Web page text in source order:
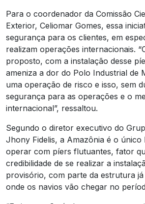
Para o coordenador da Comissão
Exterior, Celiomar Gomes, essa
segurança para os clientes, em
realizam operações internacionais.
proposto, com a instalação desse
ameniza a dor do Polo Industrial de
uma operação de risco e isso, sem
segurança para as operações e o
internacional”, ressaltou.
Segundo o diretor executivo do
Jhony Fidelis, a Amazônia é o
operar com píers flutuantes, fator
credibilidade de se realizar a
provisório, com parte da estrutura
onde os navios vão chegar no